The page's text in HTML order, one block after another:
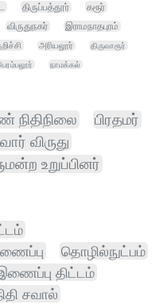
திருப்பத்தூர்
கரூர்
விருதுநகர்
இராமநாதபுரம்
அரியலூர் திருவாரூர்
நாமக்கல்
நிதிநிலை
பிரதமர்
விருது
உறுப்பினர்
தொழில்நுட்பம்
திட்டம்
சவால்